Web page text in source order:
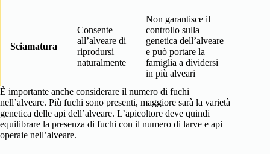
Sciamatura
Consente
all’alveare di
riprodursi
naturalmente
Non garantisce il
controllo sulla
genetica dell’alveare
e può portare la
famiglia a dividersi
in più alveari
È importante anche considerare il numero di fuchi
nell’alveare. Più fuchi sono presenti, maggiore sarà la varietà
genetica delle api dell’alveare. L’apicoltore deve quindi
equilibrare la presenza di fuchi con il numero di larve e api
operaie nell’alveare.